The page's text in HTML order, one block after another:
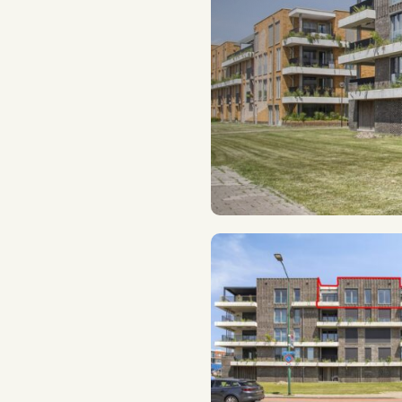
Woonoppervlakte
Parkeerfaciliteit